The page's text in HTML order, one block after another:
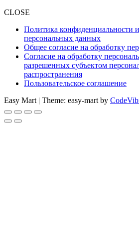
CLOSE
Политика конфиденциальности
персональных данных
Общее согласие на обработку
Согласие на обработку
разрешенных субъектом
распространения
Пользовательское соглашение
Easy Mart | Theme: easy-mart by